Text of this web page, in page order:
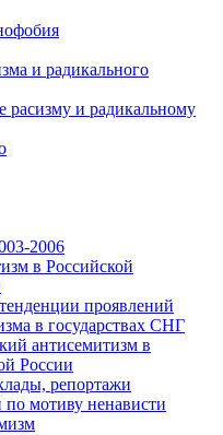
и радикального
расизму и радикальному
2006
в Российской
проявлений
в государствах СНГ
антисемитизм в
России
репортажи
мотиву ненависти